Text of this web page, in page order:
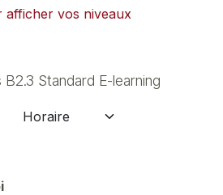
vos niveaux
Standard E-learning